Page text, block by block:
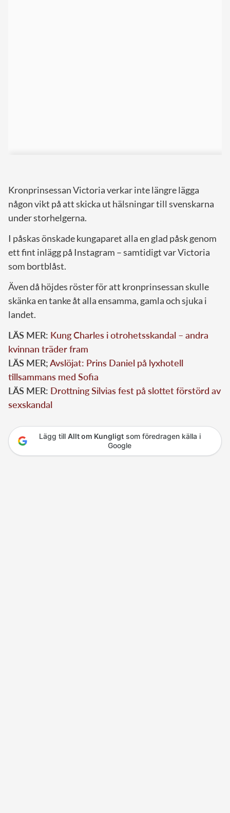
Kronprinsessan Victoria verkar inte längre lägga
någon vikt på att skicka ut hälsningar till svenskarna
under storhelgerna.
I påskas önskade kungaparet alla en glad påsk genom
ett fint inlägg på Instagram – samtidigt var Victoria
som bortblåst.
Även då höjdes röster för att kronprinsessan skulle
skänka en tanke åt alla ensamma, gamla och sjuka i
landet.
LÄS MER: Kung Charles i otrohetsskandal – andra
kvinnan träder fram
LÄS MER;Avslöjat: Prins Daniel på lyxhotell
tillsammans med Sofia
LÄS MER: Drottning Silvias fest på slottet förstörd av
sexskandal
Lägg till Allt om Kungligtsom föredragen källa i
Google